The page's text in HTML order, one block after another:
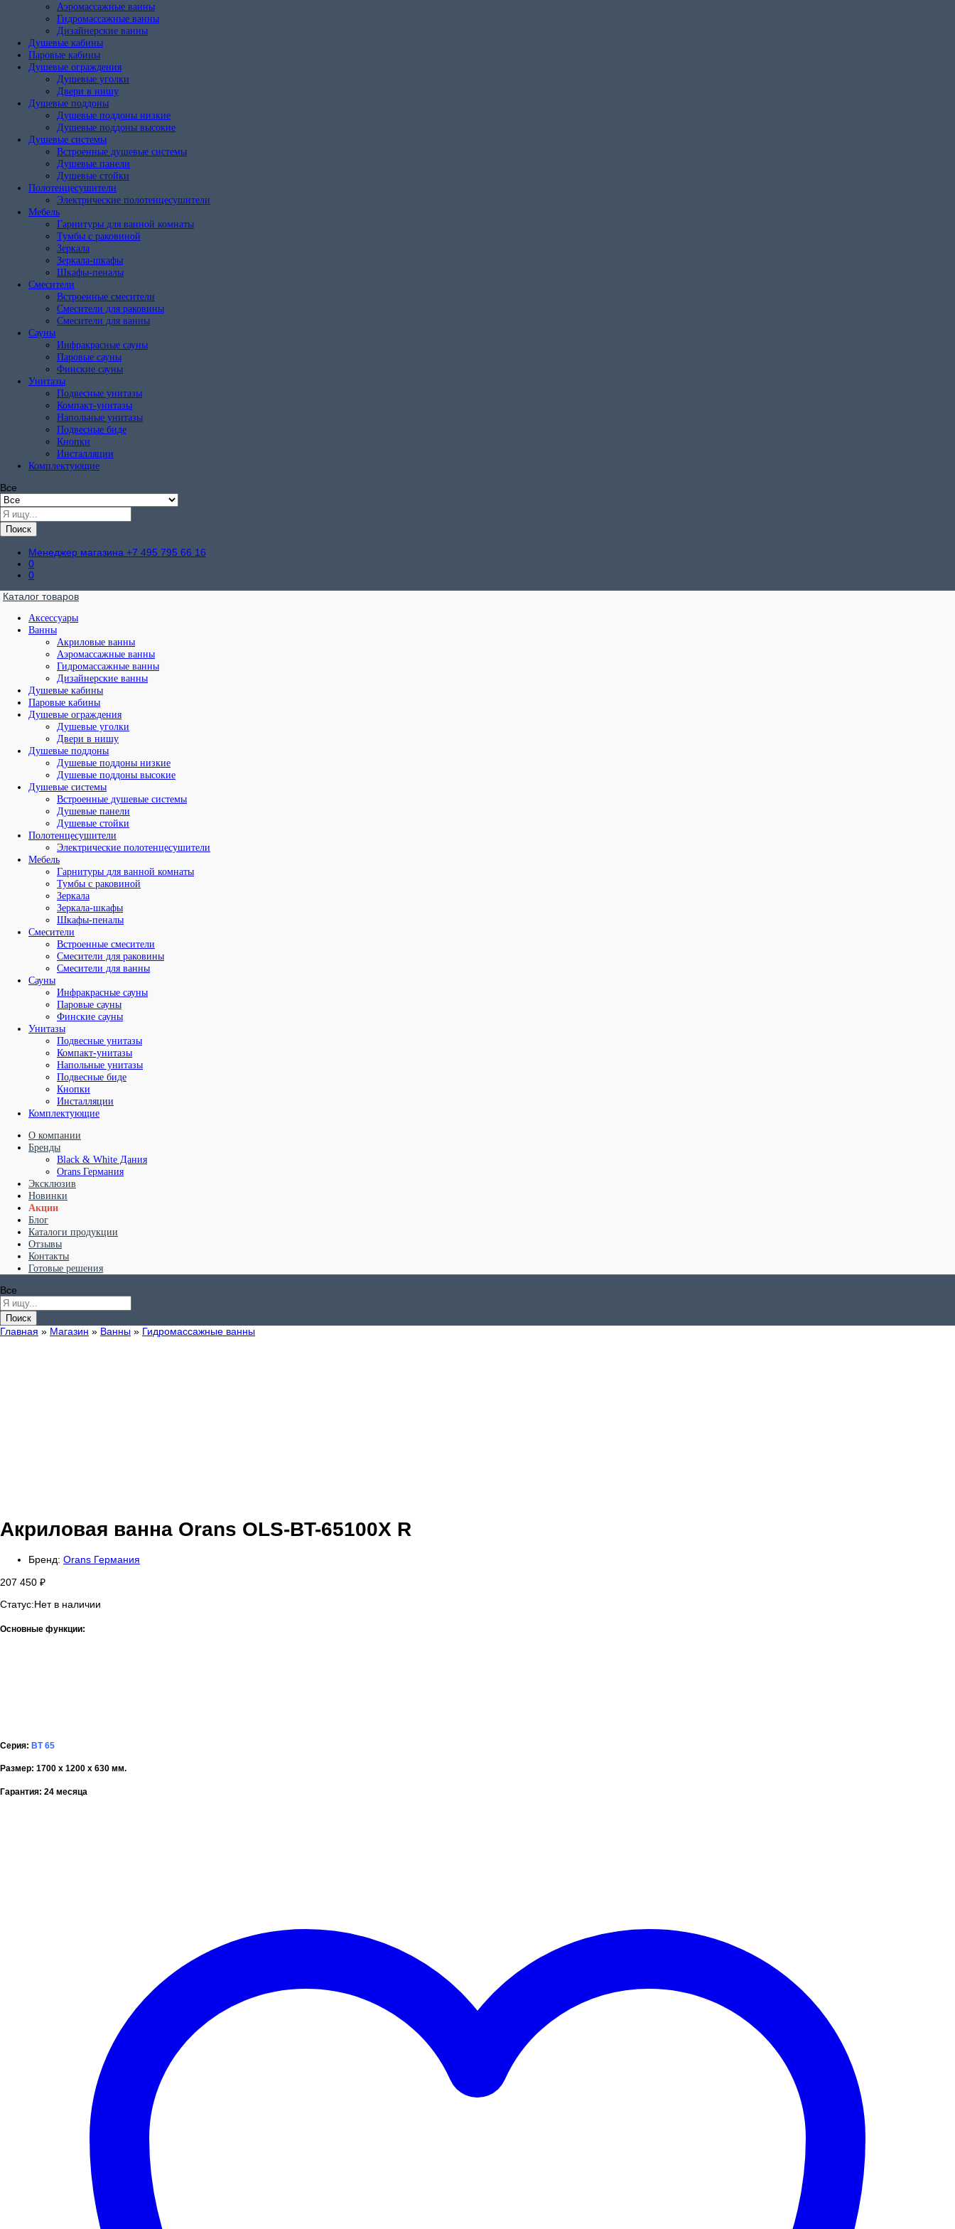
Аэромассажные ванны
Гидромассажные ванны
Дизайнерские ванны
Душевые кабины
Паровые кабины
Душевые ограждения
Душевые уголки
Двери в нишу
Душевые поддоны
Душевые поддоны низкие
Душевые поддоны высокие
Душевые системы
Встроенные душевые системы
Душевые панели
Душевые стойки
Полотенцесушители
Электрические полотенцесушители
Мебель
Гарнитуры для ванной комнаты
Тумбы с раковиной
Зеркала
Зеркала-шкафы
Шкафы-пеналы
Смесители
Встроенные смесители
Смесители для раковины
Смесители для ванны
Сауны
Инфракрасные сауны
Паровые сауны
Финские сауны
Унитазы
Подвесные унитазы
Компакт-унитазы
Напольные унитазы
Подвесные биде
Кнопки
Инсталляции
Комплектующие
Все
Поиск
Менеджер магазина +7 495 795 66 16
0
0
Каталог товаров
Аксессуары
Ванны
Акриловые ванны
Аэромассажные ванны
Гидромассажные ванны
Дизайнерские ванны
Душевые кабины
Паровые кабины
Душевые ограждения
Душевые уголки
Двери в нишу
Душевые поддоны
Душевые поддоны низкие
Душевые поддоны высокие
Душевые системы
Встроенные душевые системы
Душевые панели
Душевые стойки
Полотенцесушители
Электрические полотенцесушители
Мебель
Гарнитуры для ванной комнаты
Тумбы с раковиной
Зеркала
Зеркала-шкафы
Шкафы-пеналы
Смесители
Встроенные смесители
Смесители для раковины
Смесители для ванны
Сауны
Инфракрасные сауны
Паровые сауны
Финские сауны
Унитазы
Подвесные унитазы
Компакт-унитазы
Напольные унитазы
Подвесные биде
Кнопки
Инсталляции
Комплектующие
О компании
Бренды
Black & White Дания
Orans Германия
Эксклюзив
Новинки
Акции
Блог
Каталоги продукции
Отзывы
Контакты
Готовые решения
Все
Поиск
Главная » Магазин » Ванны » Гидромассажные ванны
Акриловая ванна Orans OLS-BT-65100X R
Бренд: Orans Германия
207 450 ₽
Статус:Нет в наличии
Основные функции:
Серия: BT 65
Размер: 1700 х 1200 х 630 мм.
Гарантия: 24 месяца